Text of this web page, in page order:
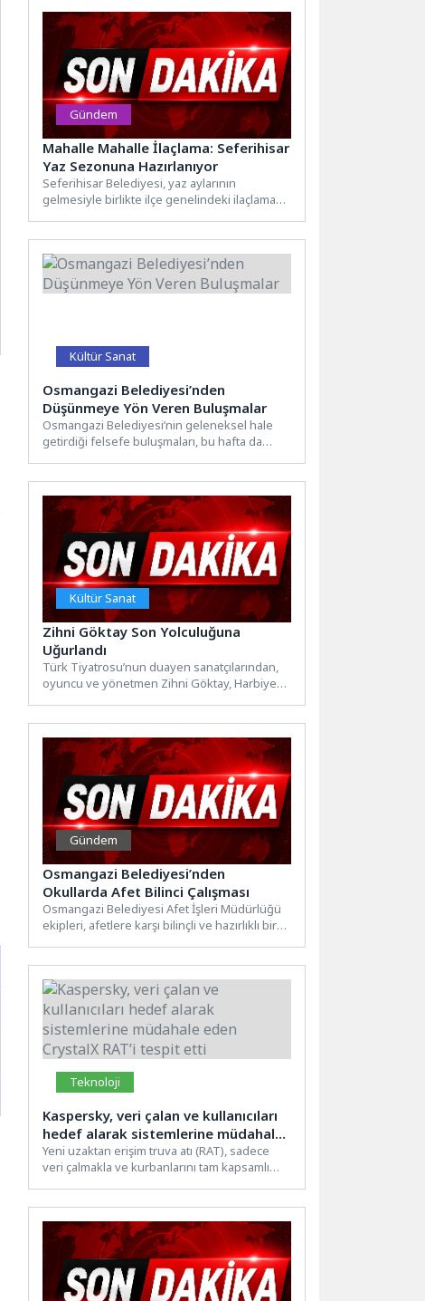
Gündem
Mahalle Mahalle İlaçlama: Seferihisar
Yaz Sezonuna Hazırlanıyor
Seferihisar Belediyesi, yaz aylarının
gelmesiyle birlikte ilçe genelindeki ilaçlama
Kültür Sanat
Osmangazi Belediyesi’nden
Düşünmeye Yön Veren Buluşmalar
Osmangazi Belediyesi’nin geleneksel hale
getirdiği felsefe buluşmaları, bu hafta da
Kültür Sanat
Zihni Göktay Son Yolculuğuna
Uğurlandı
Türk Tiyatrosu’nun duayen sanatçılarından,
oyuncu ve yönetmen Zihni Göktay, Harbiye
Gündem
Osmangazi Belediyesi’nden
Okullarda Afet Bilinci Çalışması
Osmangazi Belediyesi Afet İşleri Müdürlüğü
ekipleri, afetlere karşı bilinçli ve hazırlıklı bir
Teknoloji
Kaspersky, veri çalan ve kullanıcıları
hedef alarak sistemlerine müdahale
eden CrystalX RAT’i tespit etti
Yeni uzaktan erişim truva atı (RAT), sadece
veri çalmakla ve kurbanlarını tam kapsamlı